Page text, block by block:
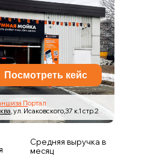
Портал
, ул. Исаковского,37 к.1 стр.2
Посмотреть кейс
Средняя выручка в
месяц